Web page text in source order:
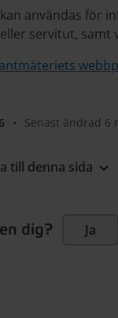
användas för
servitut,
• Senast ändrad 6
till denna sida
dig? Ja